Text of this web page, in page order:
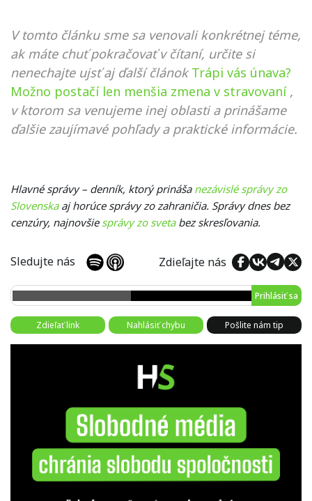
V tomto článku sme sa venovali konkrétnej téme,
ak máte chuť pokračovať v čítaní, určite si
nenechajte ujsť aj ďalší článok Trápi vás únava?
Možno postačí len menšia zmena v stravovaní ,
v ktorom sa venujeme inej oblasti a prinášame
ďalšie zaujímavé pohľady a praktické informácie.
Hlavné správy – denník, ktorý prináša nezávislé správy zo
Slovenskaaj horúce správy zo zahraničia. Správy dnes bez
cenzúry, najnovšie správy zo svetabez skresľovania.
Sledujte nás Zdieľajte nás
Prihlásiť sa
Zdieľať link Nahlásiť chybu Pošlite nám tip